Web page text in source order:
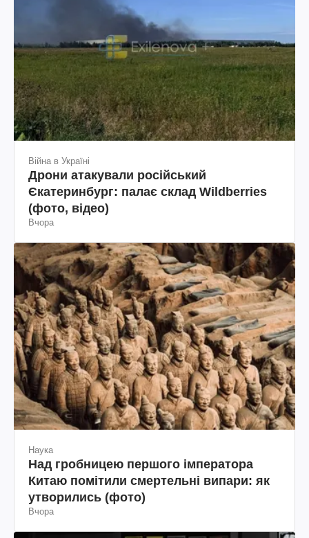
Війна в Україні
Дрони атакували російський
Єкатеринбург: палає склад Wildberries
(фото, відео)
Вчора
Наука
Над гробницею першого імператора
Китаю помітили смертельні випари: як
утворились (фото)
Вчора